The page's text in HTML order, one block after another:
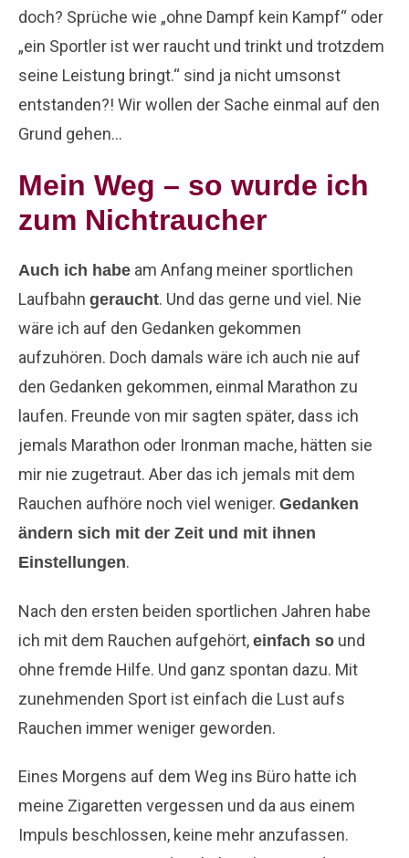
doch? Sprüche wie „ohne Dampf kein Kampf“ oder
„ein Sportler ist wer raucht und trinkt und trotzdem
seine Leistung bringt.“ sind ja nicht umsonst
entstanden?! Wir wollen der Sache einmal auf den
Grund gehen…
Mein Weg – so wurde ich
zum Nichtraucher
Auch ich habe am Anfang meiner sportlichen
Laufbahn geraucht. Und das gerne und viel. Nie
wäre ich auf den Gedanken gekommen
aufzuhören. Doch damals wäre ich auch nie auf
den Gedanken gekommen, einmal Marathon zu
laufen. Freunde von mir sagten später, dass ich
jemals Marathon oder Ironman mache, hätten sie
mir nie zugetraut. Aber das ich jemals mit dem
Rauchen aufhöre noch viel weniger. Gedanken
ändern sich mit der Zeit und mit ihnen
Einstellungen.
Nach den ersten beiden sportlichen Jahren habe
ich mit dem Rauchen aufgehört, einfach so und
ohne fremde Hilfe. Und ganz spontan dazu. Mit
zunehmenden Sport ist einfach die Lust aufs
Rauchen immer weniger geworden.
Eines Morgens auf dem Weg ins Büro hatte ich
meine Zigaretten vergessen und da aus einem
Impuls beschlossen, keine mehr anzufassen.